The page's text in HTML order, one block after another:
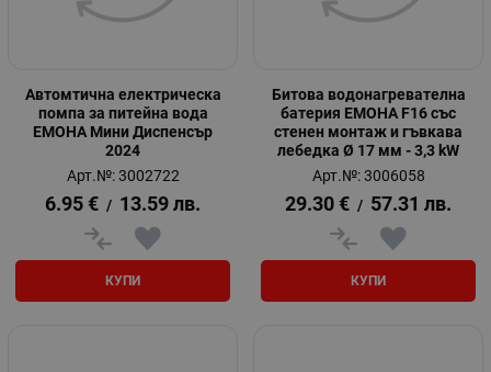
Автомтична електрическа
помпа за питейна вода
ЕМОНА Мини Диспенсър
2024
Арт.№: 3002722
6.95 € / 13.59 лв.
КУПИ
Битова водонагревателна
батерия ЕМОНА F16 със
стенен монтаж и гъвкава
лебедка Ø 17 мм - 3,3 kW
Арт.№: 3006058
29.30 € / 57.31 лв.
КУПИ